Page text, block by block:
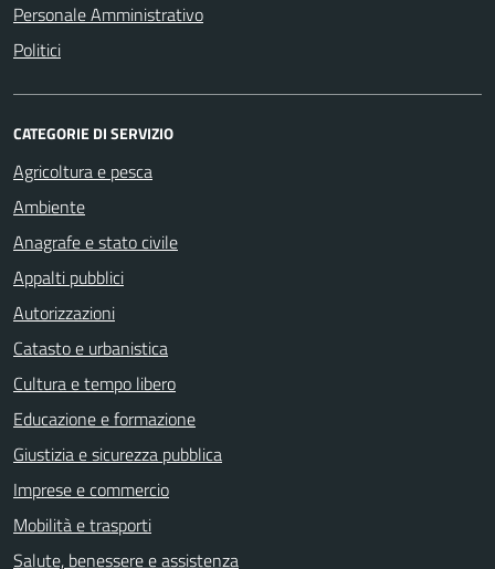
Personale Amministrativo
Politici
CATEGORIE DI SERVIZIO
Agricoltura e pesca
Ambiente
Anagrafe e stato civile
Appalti pubblici
Autorizzazioni
Catasto e urbanistica
Cultura e tempo libero
Educazione e formazione
Giustizia e sicurezza pubblica
Imprese e commercio
Mobilità e trasporti
Salute, benessere e assistenza